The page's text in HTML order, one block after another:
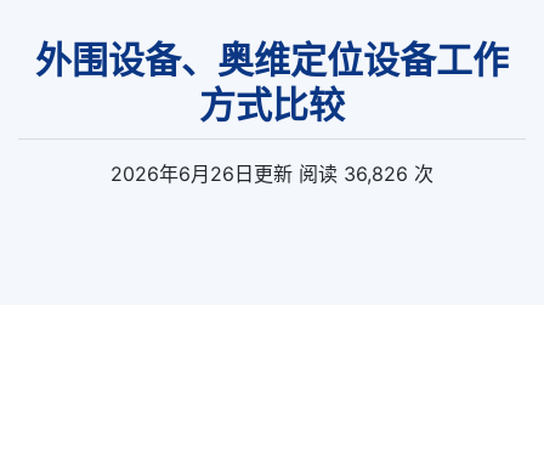
外围设备、奥维定位设备工作
方式比较
2026年6月26日 更新 阅读 36,826 次